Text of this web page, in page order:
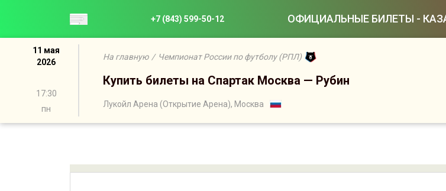
+7 (843) 599-50-12 ОФИЦИАЛЬНЫЕ БИЛЕТЫ -
11 мая
2026
17:30
пн
На главную / Чемпионат России по футболу (РПЛ)
Купить билеты на Спартак Москва — Рубин
Лукойл Арена (Открытие Арена), Москва